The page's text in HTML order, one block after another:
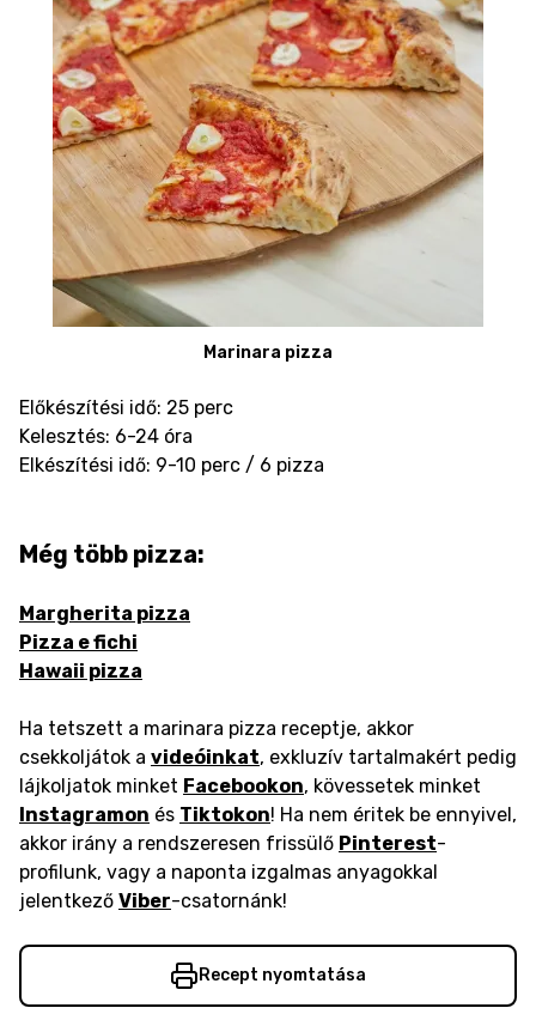
Marinara pizza
Előkészítési idő: 25 perc
Kelesztés: 6-24 óra
Elkészítési idő: 9-10 perc / 6 pizza
Még több pizza:
Margherita pizza
Pizza e fichi
Hawaii pizza
Ha tetszett a marinara pizza receptje, akkor
csekkoljátok a videóinkat, exkluzív tartalmakért pedig
lájkoljatok minket Facebookon, kövessetek minket
Instagramon és Tiktokon! Ha nem éritek be ennyivel,
akkor irány a rendszeresen frissülő Pinterest-
profilunk, vagy a naponta izgalmas anyagokkal
jelentkező Viber-csatornánk!
Recept nyomtatása